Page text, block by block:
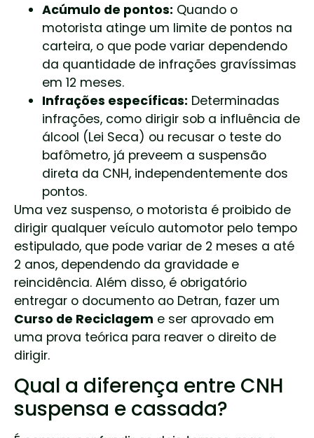
Acúmulo de pontos: Quando o
motorista atinge um limite de pontos na
carteira, o que pode variar dependendo
da quantidade de infrações gravíssimas
em 12 meses.
Infrações específicas: Determinadas
infrações, como dirigir sob a influência de
álcool (Lei Seca) ou recusar o teste do
bafômetro, já preveem a suspensão
direta da CNH, independentemente dos
pontos.
Uma vez suspenso, o motorista é proibido de
dirigir qualquer veículo automotor pelo tempo
estipulado, que pode variar de 2 meses a até
2 anos, dependendo da gravidade e
reincidência. Além disso, é obrigatório
entregar o documento ao Detran, fazer um
Curso de Reciclagem e ser aprovado em
uma prova teórica para reaver o direito de
dirigir.
Qual a diferença entre CNH
suspensa e cassada?